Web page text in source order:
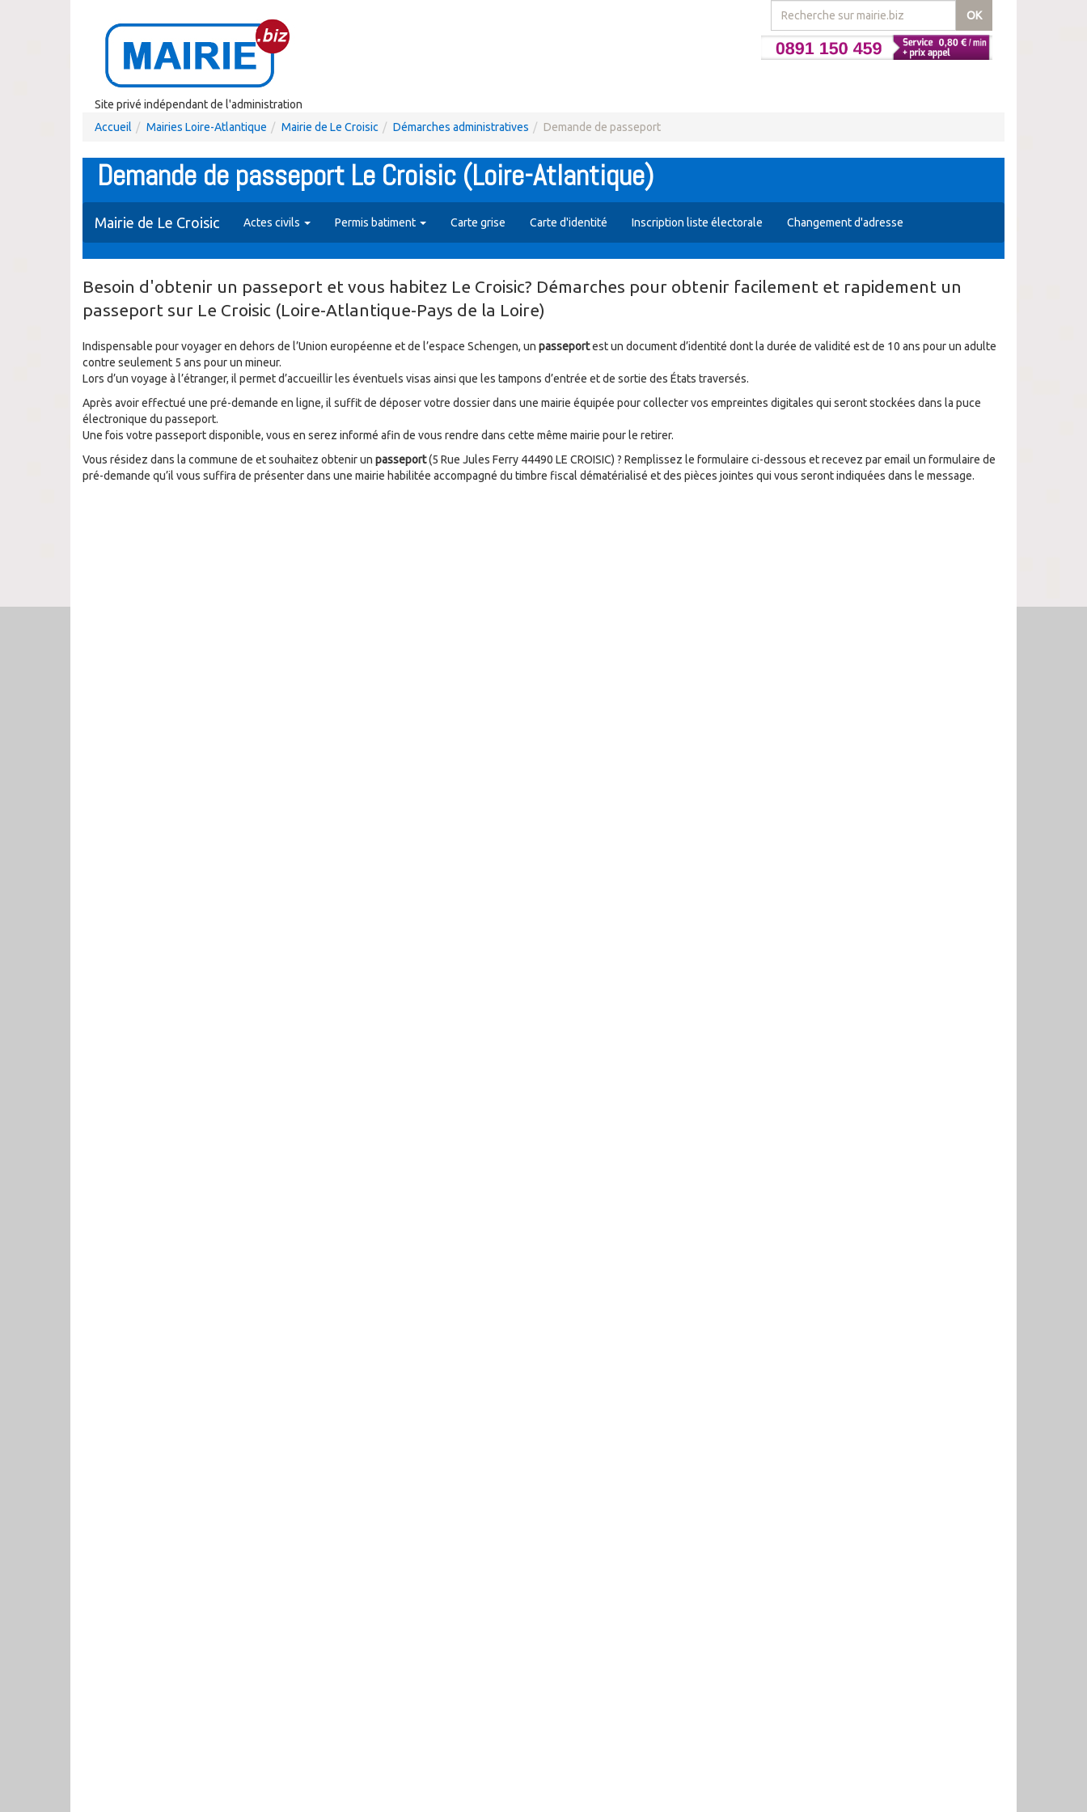
OK
Site privé indépendant de l'administration
Accueil
Mairies Loire-Atlantique Mairie de Le Croisic Démarches administratives Demande de passeport
Demande de passeport Le Croisic (Loire-Atlantique)
Mairie de Le Croisic Actes civils Permis batiment Carte grise Carte d'identité Inscription liste électorale Changement d'adresse
Besoin d'obtenir un passeport et vous habitez Le Croisic? Démarches pour obtenir facilement et rapidement un
passeport sur Le Croisic (Loire-Atlantique-Pays de la Loire)
Indispensable pour voyager en dehors de l’Union européenne et de l’espace Schengen, un passeportest un document d’identité dont la durée de validité est de 10 ans pour un adulte
contre seulement 5 ans pour un mineur.
Lors d’un voyage à l’étranger, il permet d’accueillir les éventuels visas ainsi que les tampons d’entrée et de sortie des États traversés.
Après avoir effectué une pré-demande en ligne, il suffit de déposer votre dossier dans une mairie équipée pour collecter vos empreintes digitales qui seront stockées dans la puce
électronique du passeport.
Une fois votre passeport disponible, vous en serez informé afin de vous rendre dans cette même mairie pour le retirer.
Vous résidez dans la commune de et souhaitez obtenir un passeport(5 Rue Jules Ferry 44490 LE CROISIC) ? Remplissez le formulaire ci-dessous et recevez par email un formulaire de
pré-demande qu’il vous suffira de présenter dans une mairie habilitée accompagné du timbre fiscal dématérialisé et des pièces jointes qui vous seront indiquées dans le message.